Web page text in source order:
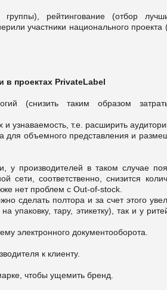
рейтингование (отбор
участники национального проекта
в проектах PrivateLabel
(снизить таким образом
узнаваемость, т.е. расширить
для объемного представления и
у производителей в таком случае
соответственно, снизится
нет проблем с Out-of-stock.
сделать полтора и за счет этого
упаковку, тару, этикетку), так и у
электронного документооборота.
к клиенту.
чтобы ущемить бренд.